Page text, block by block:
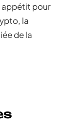
appétit pour
la
de la